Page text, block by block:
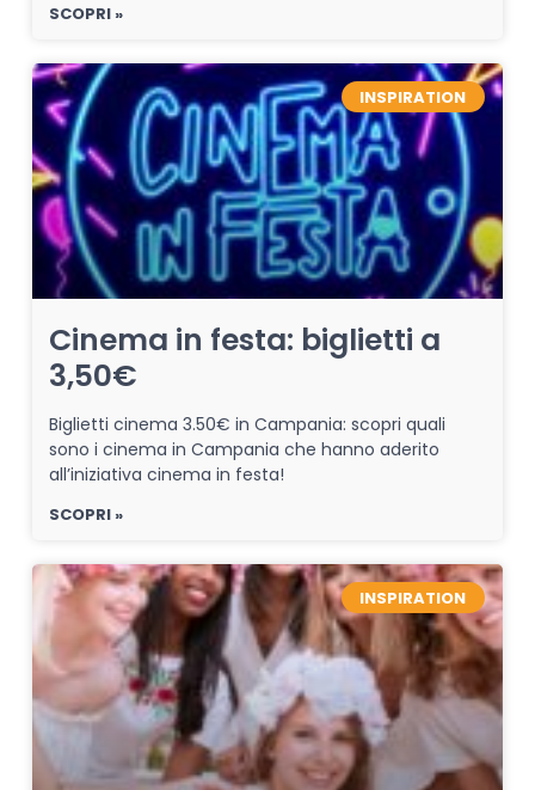
SCOPRI »
INSPIRATION
Cinema in festa: biglietti a
3,50€
Biglietti cinema 3.50€ in Campania: scopri quali
sono i cinema in Campania che hanno aderito
all’iniziativa cinema in festa!
SCOPRI »
INSPIRATION